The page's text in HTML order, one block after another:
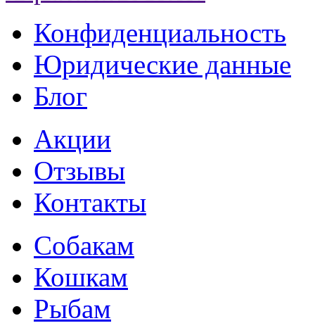
Конфиденциальность
Юридические данные
Блог
Акции
Отзывы
Контакты
Собакам
Кошкам
Рыбам